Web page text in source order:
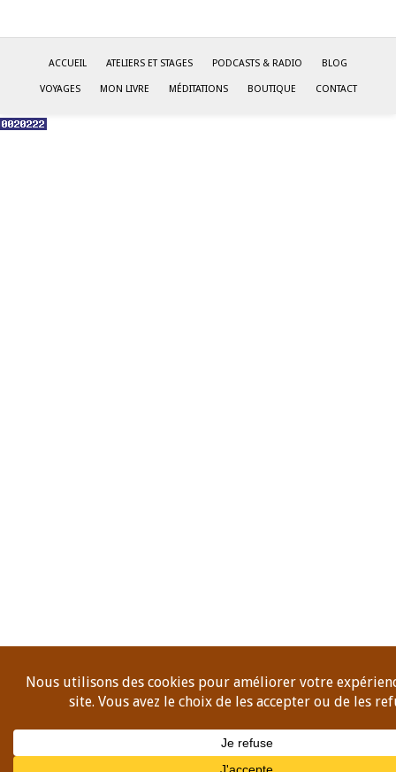
ACCUEIL ATELIERS ET STAGES PODCASTS & RADIO BLOG
VOYAGES MON LIVRE MÉDITATIONS BOUTIQUE CONTACT